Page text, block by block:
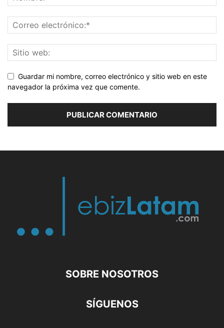
Guardar mi nombre, correo electrónico y sitio web en este
navegador la próxima vez que comente.
SOBRE NOSOTROS
SÍGUENOS